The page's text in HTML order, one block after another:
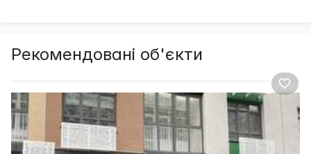
Рекомендовані об'єкти